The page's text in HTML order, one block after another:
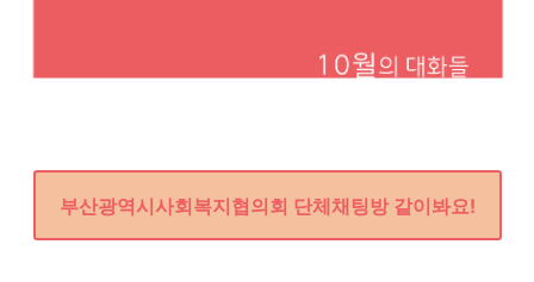
부산광역시사회복지협의회 단체채팅방 같이봐요!